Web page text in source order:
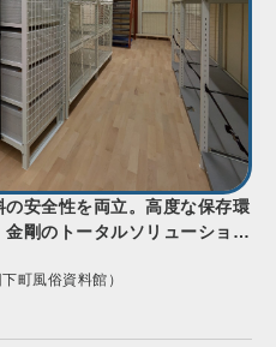
安全性を両立。高度な保存環
剛のトータルソリューショ
町風俗資料館）